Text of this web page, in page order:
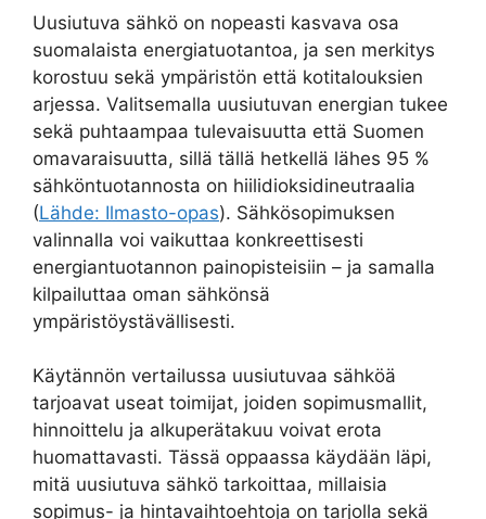
Uusiutuva sähkö on nopeasti kasvava osa
suomalaista energiatuotantoa, ja sen merkitys
korostuu sekä ympäristön että kotitalouksien
arjessa. Valitsemalla uusiutuvan energian tukee
sekä puhtaampaa tulevaisuutta että Suomen
omavaraisuutta, sillä tällä hetkellä lähes 95 %
sähköntuotannosta on hiilidioksidineutraalia
(Lähde: Ilmasto-opas). Sähkösopimuksen
valinnalla voi vaikuttaa konkreettisesti
energiantuotannon painopisteisiin – ja samalla
kilpailuttaa oman sähkönsä
ympäristöystävällisesti.
Käytännön vertailussa uusiutuvaa sähköä
tarjoavat useat toimijat, joiden sopimusmallit,
hinnoittelu ja alkuperätakuu voivat erota
huomattavasti. Tässä oppaassa käydään läpi,
mitä uusiutuva sähkö tarkoittaa, millaisia
sopimus- ja hintavaihtoehtoja on tarjolla sekä